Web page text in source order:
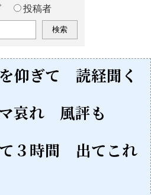
投稿者
仰ぎて 読経聞く
哀れ 風評も
３時間 出てこれ